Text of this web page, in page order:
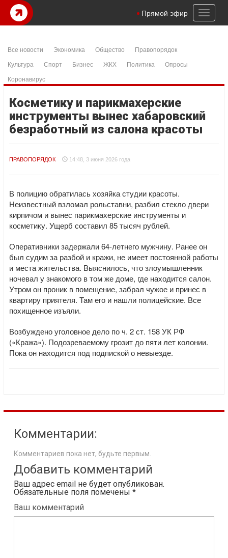
Toggle
Прямой эфир
Все новости Экономика Общество
Правопорядок
Культура
Спорт Бизнес ЖКХ Политика
Опросы
Коронавирус
Косметику и парикмахерские
инструменты вынес хабаровский
безработный из салона красоты
ПРАВОПОРЯДОК 14:48, 3 июня 2026 года
В полицию обратилась хозяйка студии красоты.
Неизвестный взломал рольставни, разбил стекло двери
кирпичом и вынес парикмахерские инструменты и
косметику. Ущерб составил 85 тысяч рублей.
Оперативники задержали 64-летнего мужчину. Ранее он
был судим за разбой и кражи, не имеет постоянной работы
и места жительства. Выяснилось, что злоумышленник
ночевал у знакомого в том же доме, где находится салон.
Утром он проник в помещение, забрал чужое и принес в
квартиру приятеля. Там его и нашли полицейские. Все
похищенное изъяли.
Возбуждено уголовное дело по ч. 2 ст. 158 УК РФ
(«Кража»). Подозреваемому грозит до пяти лет колонии.
Пока он находится под подпиской о невыезде.
Комментарии:
Комментариев пока нет, будьте первым.
Добавить комментарий
Ваш адрес email не будет опубликован.
Обязательные поля помечены *
Ваш комментарий